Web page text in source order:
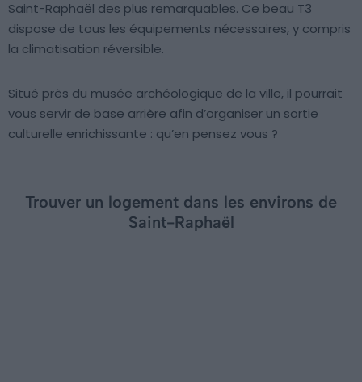
Saint-Raphaël des plus remarquables. Ce beau T3
dispose de tous les équipements nécessaires, y compris
la climatisation réversible.
Situé près du musée archéologique de la ville, il pourrait
vous servir de base arrière afin d’organiser un sortie
culturelle enrichissante : qu’en pensez vous ?
Trouver un logement dans les environs de
Saint-Raphaël